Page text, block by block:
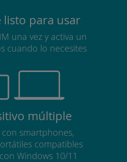
listo para usar
una vez y activa un
cuando lo necesites
múltiple
smartphones,
compatibles
Windows 10/11